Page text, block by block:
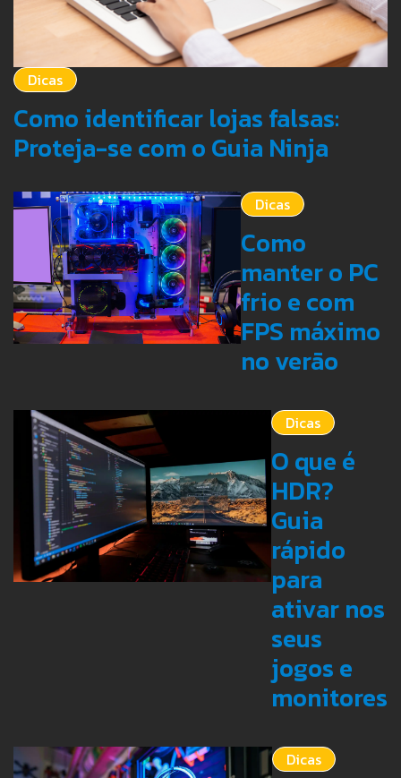
Dicas
Como identificar lojas falsas:
Proteja-se com o Guia Ninja
Dicas
Como
manter o PC
frio e com
FPS máximo
no verão
Dicas
O que é
HDR?
Guia
rápido
para
ativar nos
seus
jogos e
monitores
Dicas